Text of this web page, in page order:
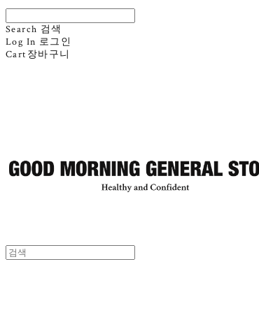
Search 검색
Log In 로그인
Cart 장바구니